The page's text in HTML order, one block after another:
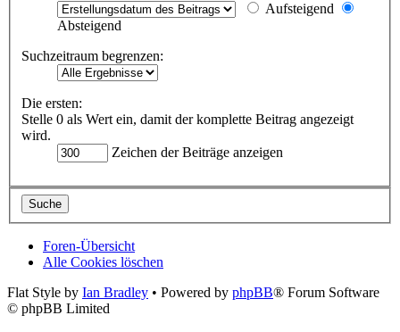
Aufsteigend
Absteigend
Suchzeitraum begrenzen:
Die ersten:
Stelle 0 als Wert ein, damit der komplette Beitrag angezeigt
wird.
Zeichen der Beiträge anzeigen
Foren-Übersicht
Alle Cookies löschen
Flat Style by Ian Bradley • Powered by phpBB® Forum Software
© phpBB Limited